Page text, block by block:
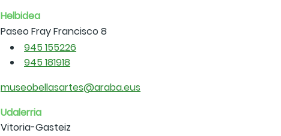
Helbidea
Paseo Fray Francisco 8
945 155226
945 181918
museobellasartes@araba.eus
Udalerria
Vitoria-Gasteiz